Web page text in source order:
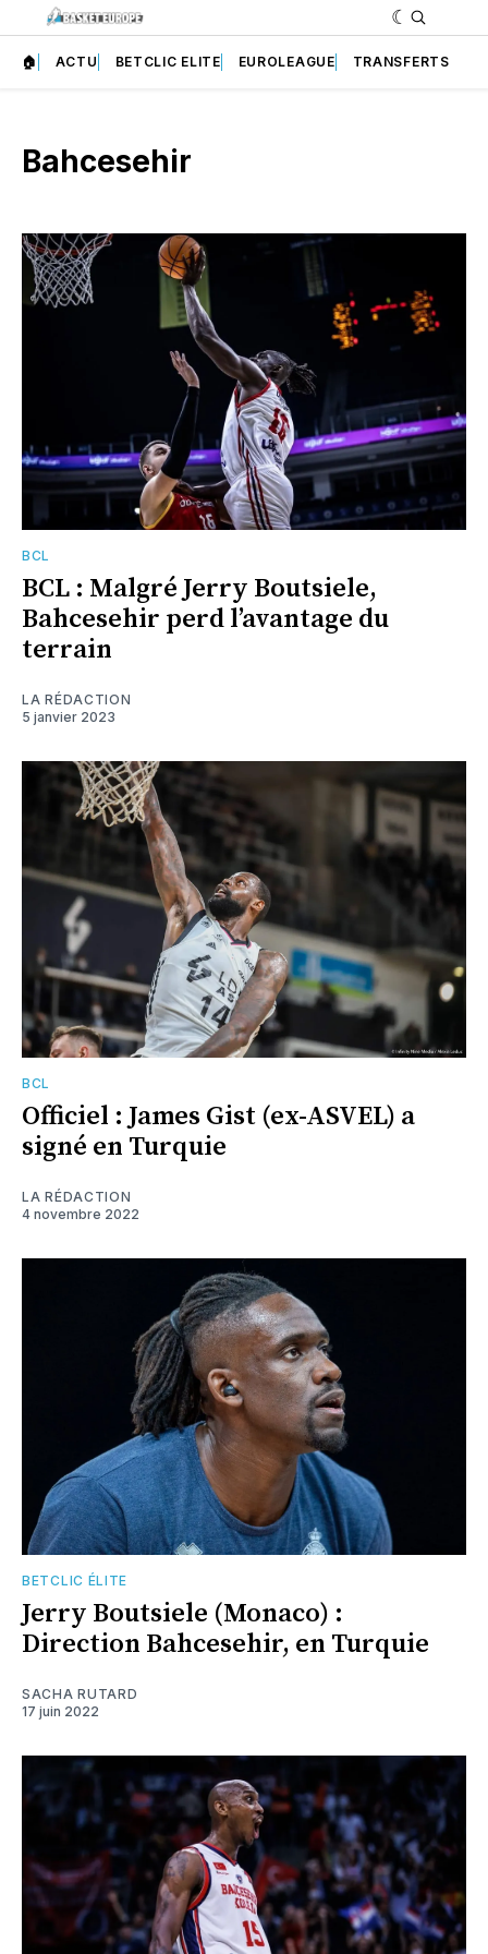
🏠 ACTU BETCLIC ELITE EUROLEAGUE TRANSFERTS
Bahcesehir
BCL
BCL : Malgré Jerry Boutsiele,
Bahcesehir perd l’avantage du
terrain
LA RÉDACTION
5 janvier 2023
BCL
Officiel : James Gist (ex-ASVEL) a
signé en Turquie
LA RÉDACTION
4 novembre 2022
BETCLIC ÉLITE
Jerry Boutsiele (Monaco) :
Direction Bahcesehir, en Turquie
SACHA RUTARD
17 juin 2022